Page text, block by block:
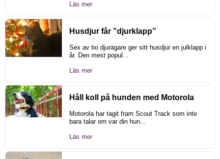
Läs mer
Husdjur får ”djurklapp”
Sex av tio djurägare ger sitt husdjur en julklapp i
år. Den mest popul...
Läs mer
Håll koll på hunden med Motorola
Motorola har tagit fram Scout Track som inte
bara talar om var din hun...
Läs mer